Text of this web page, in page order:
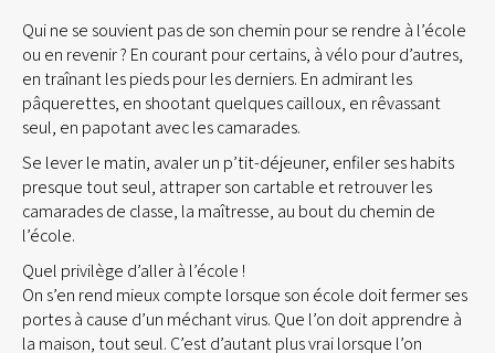
Qui ne se souvient pas de son chemin pour se rendre à l’école
ou en revenir ? En courant pour certains, à vélo pour d’autres,
en traînant les pieds pour les derniers. En admirant les
pâquerettes, en shootant quelques cailloux, en rêvassant
seul, en papotant avec les camarades.
Se lever le matin, avaler un p’tit-déjeuner, enfiler ses habits
presque tout seul, attraper son cartable et retrouver les
camarades de classe, la maîtresse, au bout du chemin de
l’école.
Quel privilège d’aller à l’école !
On s’en rend mieux compte lorsque son école doit fermer ses
portes à cause d’un méchant virus. Que l’on doit apprendre à
la maison, tout seul. C’est d’autant plus vrai lorsque l’on